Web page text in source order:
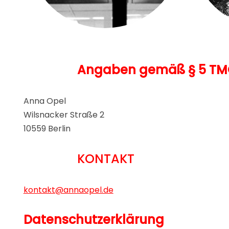
Angaben gemäß § 5
Anna Opel
Wilsnacker Straße 2
10559 Berlin
KONTAKT
kontakt@annaopel.de
Datenschutzerklärung